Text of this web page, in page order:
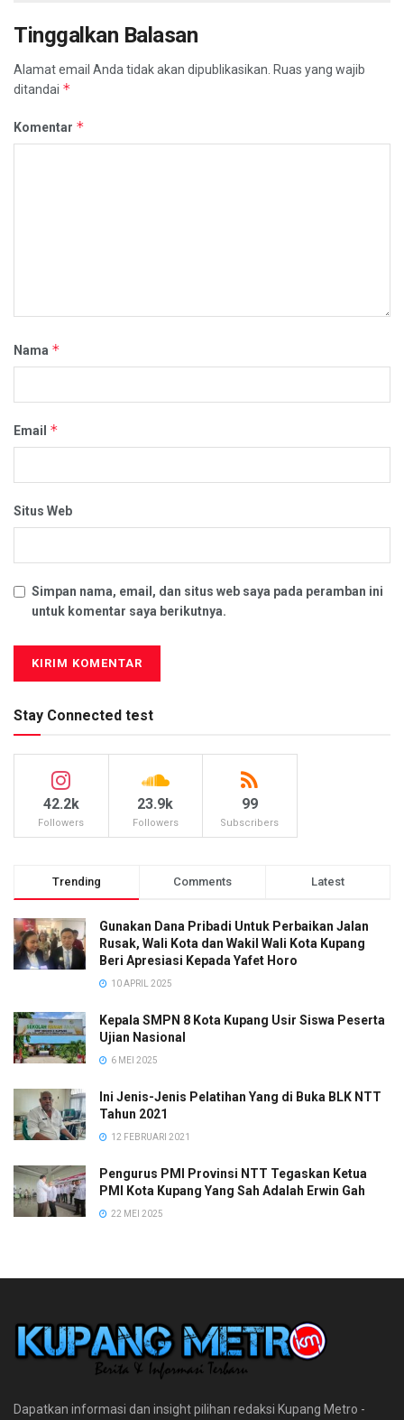
Tinggalkan Balasan
Alamat email Anda tidak akan dipublikasikan. Ruas yang wajib
ditandai *
Komentar *
Nama *
Email *
Situs Web
Simpan nama, email, dan situs web saya pada peramban ini
untuk komentar saya berikutnya.
Stay Connected test
42.2k
Followers
23.9k
Followers
99
Subscribers
Trending Comments Latest
Gunakan Dana Pribadi Untuk Perbaikan Jalan
Rusak, Wali Kota dan Wakil Wali Kota Kupang
Beri Apresiasi Kepada Yafet Horo
10 APRIL 2025
Kepala SMPN 8 Kota Kupang Usir Siswa Peserta
Ujian Nasional
6 MEI 2025
Ini Jenis-Jenis Pelatihan Yang di Buka BLK NTT
Tahun 2021
12 FEBRUARI 2021
Pengurus PMI Provinsi NTT Tegaskan Ketua
PMI Kota Kupang Yang Sah Adalah Erwin Gah
22 MEI 2025
Dapatkan informasi dan insight pilihan redaksi Kupang Metro -